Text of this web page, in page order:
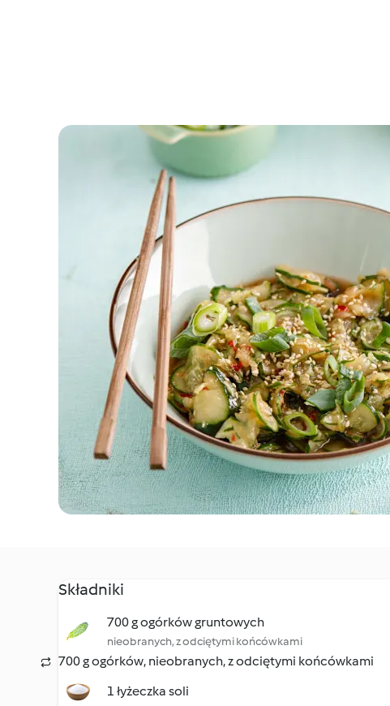
Składniki
700 g ogórków gruntowych
nieobranych, z odciętymi końcówkami
700 g ogórków, nieobranych, z odciętymi końcówkami
1 łyżeczka soli